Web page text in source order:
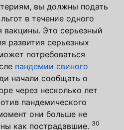
вы должны подать
в течение одного
вакцины. Это серьезный
развития серьезных
потребоваться
пандемии свиного
начали сообщать о
через несколько лет
пандемического
они больше не
как пострадавшие. 30